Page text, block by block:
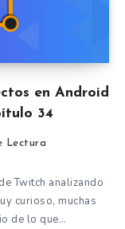
en Android
34
Lectura
Twitch analizando
curioso, muchas
de lo que…